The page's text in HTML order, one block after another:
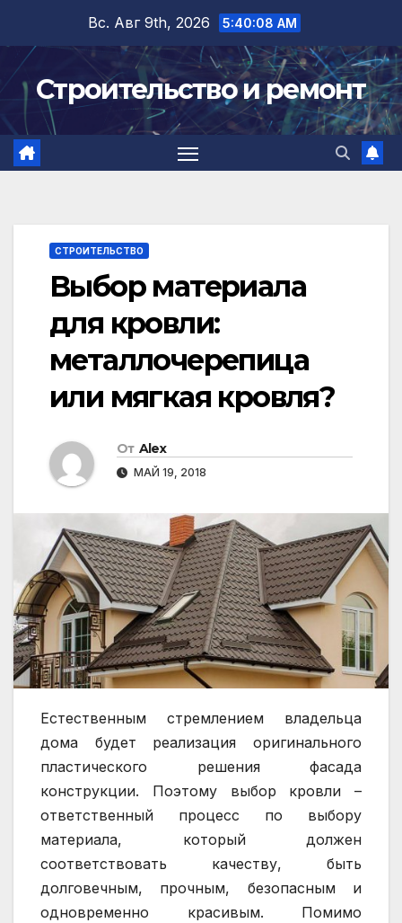
содержимому
Вс. Авг 9th, 2026 5:40:08 AM
Строительство и ремонт
СТРОИТЕЛЬСТВО
Выбор материала
для кровли:
металлочерепица
или мягкая кровля?
От Alex
МАЙ 19, 2018
Естественным стремлением владельца
дома будет реализация оригинального
пластического решения фасада
конструкции. Поэтому выбор кровли –
ответственный процесс по выбору
материала, который должен
соответствовать качеству, быть
долговечным, прочным, безопасным и
одновременно красивым. Помимо